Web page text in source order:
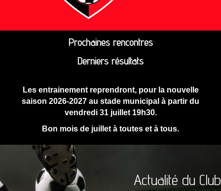
Prochaines rencontres
Derniers résultats
Les entrainement reprendront, pour la nouvelle
saison 2026-2027 au stade municipal à partir du
vendredi 31 juillet 19h30.
Bon mois de juillet à toutes et à tous.
Actualité du Club